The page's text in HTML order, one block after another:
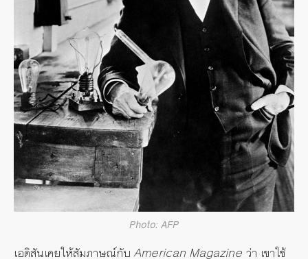
Photo: AFP
เอดิสันเคยให้สัมภาษณ์กับAmerican Magazine ว่า เขาใช้